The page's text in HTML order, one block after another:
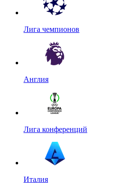
Лига чемпионов
Англия
Лига конференций
Италия